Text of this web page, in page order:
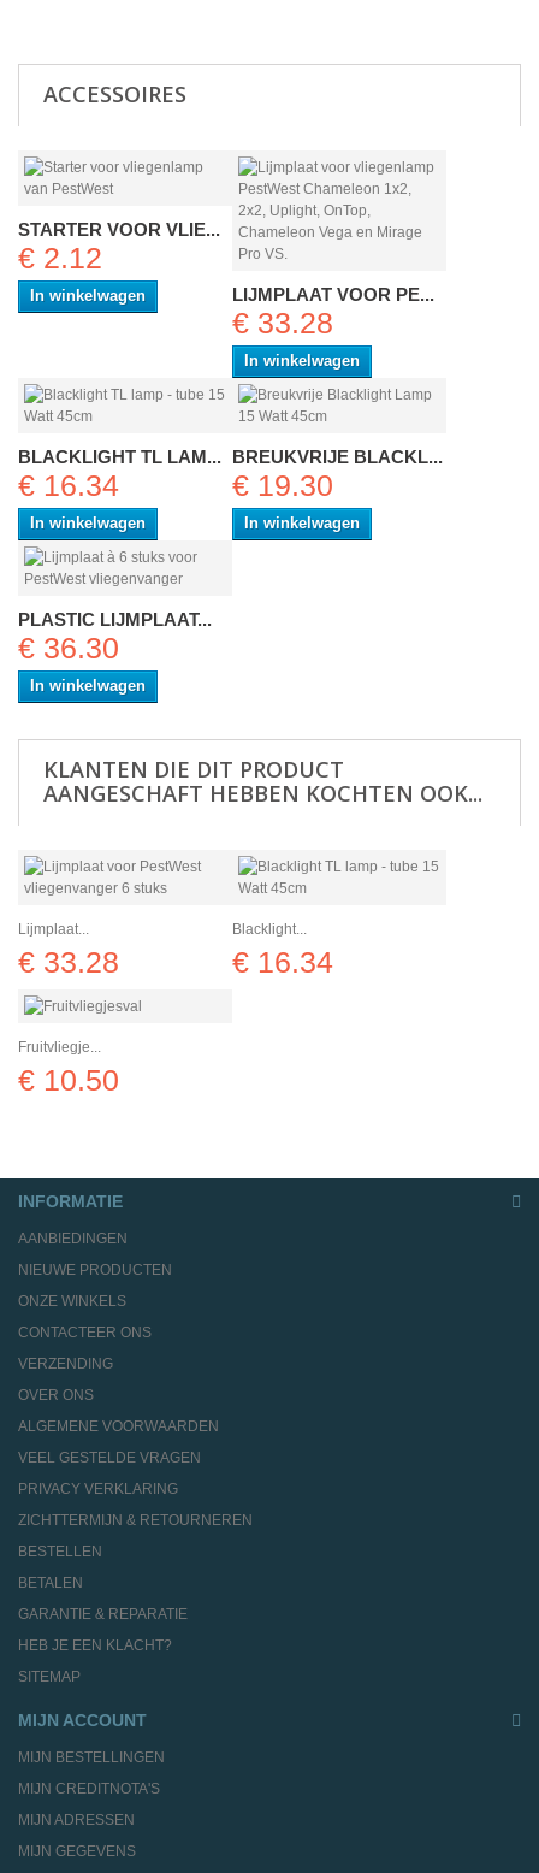
ACCESSOIRES
STARTER VOOR VLIE...
€ 2.12
In winkelwagen LIJMPLAAT VOOR PE...
€ 33.28
In winkelwagen
BLACKLIGHT TL LAM...
€ 16.34
In winkelwagen
BREUKVRIJE BLACKL...
€ 19.30
In winkelwagen
PLASTIC LIJMPLAAT...
€ 36.30
In winkelwagen
KLANTEN DIE DIT PRODUCT
AANGESCHAFT HEBBEN KOCHTEN OOK...
Lijmplaat...
€ 33.28
Blacklight...
€ 16.34
Fruitvliegje...
€ 10.50
INFORMATIE
AANBIEDINGEN
NIEUWE PRODUCTEN
ONZE WINKELS
CONTACTEER ONS
VERZENDING
OVER ONS
ALGEMENE VOORWAARDEN
VEEL GESTELDE VRAGEN
PRIVACY VERKLARING
ZICHTTERMIJN & RETOURNEREN
BESTELLEN
BETALEN
GARANTIE & REPARATIE
HEB JE EEN KLACHT?
SITEMAP
MIJN ACCOUNT
MIJN BESTELLINGEN
MIJN CREDITNOTA'S
MIJN ADRESSEN
MIJN GEGEVENS